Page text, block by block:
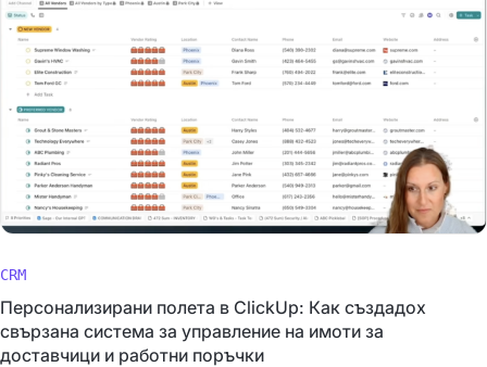
CRM
Персонализирани полета в ClickUp: Как създадох
свързана система за управление на имоти за
доставчици и работни поръчки